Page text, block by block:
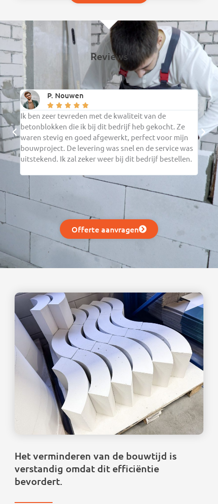
Reviews
P. Nouwen
    
Ik ben zeer tevreden met de kwaliteit van de
betonblokken die ik bij dit bedrijf heb gekocht. Ze
waren stevig en goed afgewerkt, perfect voor mijn
bouwproject. De levering was snel en de service was
uitstekend. Ik zal zeker weer bij dit bedrijf bestellen.
De
in
en
Offerte aanvragen
Het verminderen van de bouwtijd is
verstandig omdat dit efficiëntie
bevordert.